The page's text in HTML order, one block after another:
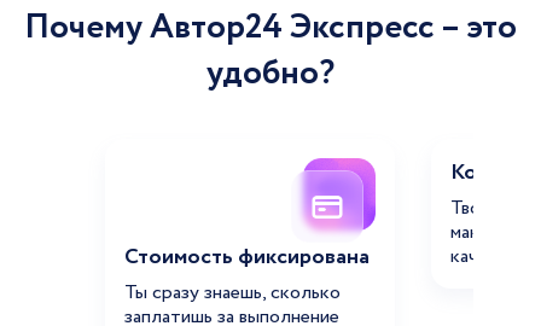
Почему Автор24 Экспресс – это
удобно?
Стоимость фиксирована
Ты сразу знаешь, сколько
заплатишь за выполнение
Твоя
качество